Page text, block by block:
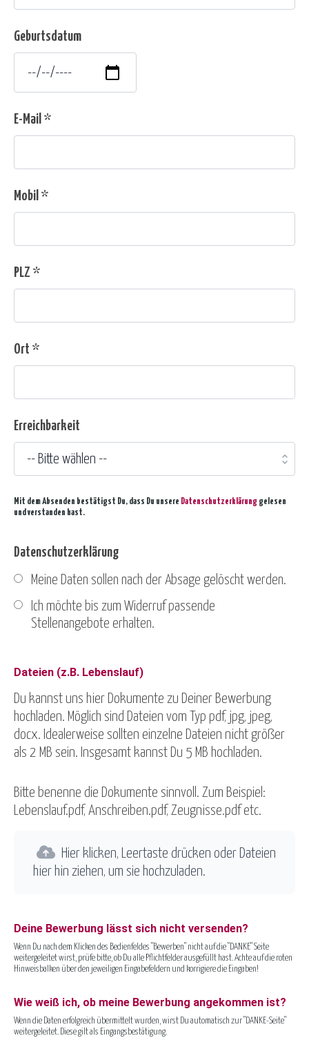
Geburtsdatum
E-Mail *
Mobil *
PLZ *
Ort *
Erreichbarkeit
Mit dem Absenden bestätigst Du, dass Du unsere Datenschutzerklärung gelesen
und verstanden hast.
Datenschutzerklärung
Meine Daten sollen nach der Absage gelöscht werden.
Ich möchte bis zum Widerruf passende
Stellenangebote erhalten.
Dateien (z.B. Lebenslauf)
Du kannst uns hier Dokumente zu Deiner Bewerbung
hochladen. Möglich sind Dateien vom Typ pdf, jpg, jpeg,
docx. Idealerweise sollten einzelne Dateien nicht größer
als 2 MB sein. Insgesamt kannst Du 5 MB hochladen.
Bitte benenne die Dokumente sinnvoll. Zum Beispiel:
Lebenslauf.pdf, Anschreiben.pdf, Zeugnisse.pdf etc.
Hier klicken, Leertaste drücken oder Dateien
hier hin ziehen, um sie hochzuladen.
Deine Bewerbung lässt sich nicht versenden?
Wenn Du nach dem Klicken des Bedienfeldes "Bewerben" nicht auf die "DANKE" Seite
weitergeleitet wirst, prüfe bitte, ob Du alle Pflichtfelder ausgefüllt hast. Achte auf die roten
Hinweisbalken über den jeweiligen Eingabefeldern und korrigiere die Eingaben!
Wie weiß ich, ob meine Bewerbung angekommen ist?
Wenn die Daten erfolgreich übermittelt wurden, wirst Du automatisch zur "DANKE-Seite"
weitergeleitet. Diese gilt als Eingangsbestätigung.